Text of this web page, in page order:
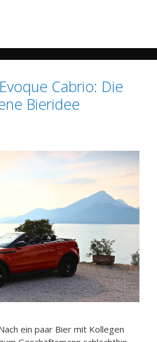
Cabrio: Die
Bieridee
ein paar Bier mit Kollegen